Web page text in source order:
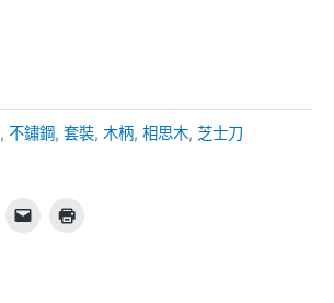
,不鏽鋼,套裝,木柄,相思木,芝士刀